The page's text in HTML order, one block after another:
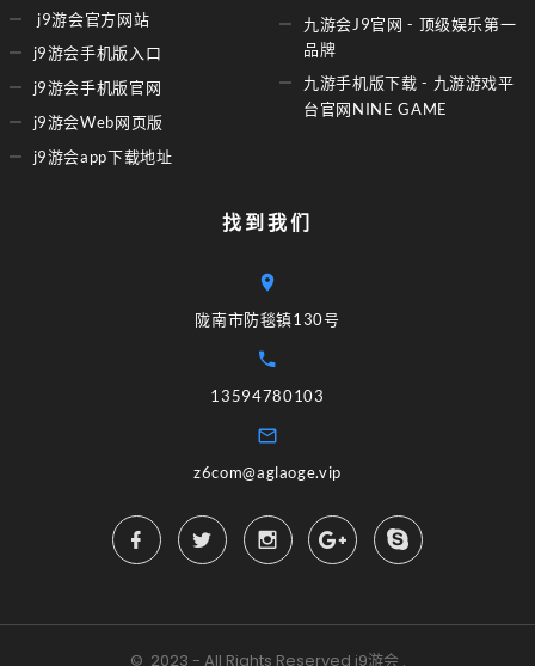
j9游会官方网站
j9游会手机版入口
j9游会手机版官网
j9游会Web网页版
j9游会app下载地址
九游会J9官网 - 顶级娱乐第一
品牌
九游手机版下载 - 九游游戏平
台官网NINE GAME
找到我们
陇南市防毯镇130号
13594780103
z6com@aglaoge.vip
© 2023 - All Rights Reserved j9游会 .